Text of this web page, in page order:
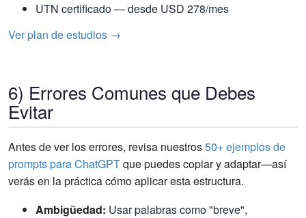
UTN certificado — desde USD 278/mes
Ver plan de estudios →
6) Errores Comunes que Debes
Evitar
Antes de ver los errores, revisa nuestros50+ ejemplos de
prompts para ChatGPTque puedes copiar y adaptar—así
verás en la práctica cómo aplicar esta estructura.
Ambigüedad: Usar palabras como "breve",